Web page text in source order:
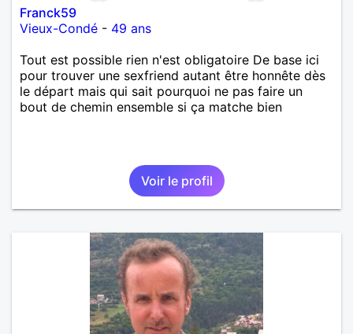
Franck59
Vieux-Condé - 49 ans
Tout est possible rien n'est obligatoire De base ici
pour trouver une sexfriend autant être honnête dès
le départ mais qui sait pourquoi ne pas faire un
bout de chemin ensemble si ça matche bien
Voir le profil